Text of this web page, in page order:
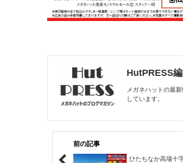
HutPRESS
メガネハットの最
しています。
前の記事
ひたちなか高場十